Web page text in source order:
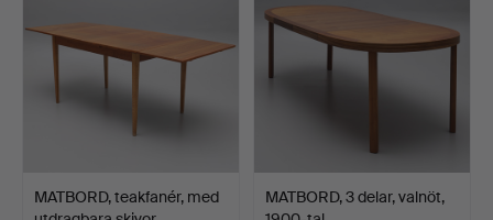
MATBORD, teakfanér, med
MATBORD, 3 delar, valnöt,